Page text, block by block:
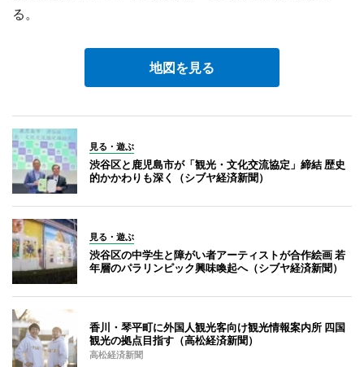
る。
地図を見る
見る・遊ぶ
渋谷区と鹿児島市が「観光・文化交流協定」締結 歴史
的かかわりも深く（シブヤ経済新聞）
見る・遊ぶ
渋谷区の中学生と障がい者アーティストが合作絵画 若
年層のパラリンピック興味喚起へ（シブヤ経済新聞）
香川・琴平町に外国人観光客向け観光情報案内所 四国
観光の拠点目指す（高松経済新聞）
高松経済新聞